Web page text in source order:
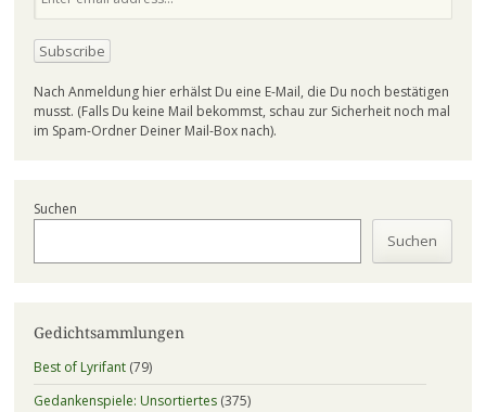
Nach Anmeldung hier erhälst Du eine E-Mail, die Du noch bestätigen
musst. (Falls Du keine Mail bekommst, schau zur Sicherheit noch mal
im Spam-Ordner Deiner Mail-Box nach).
Suchen
Suchen
Gedichtsammlungen
Best of Lyrifant(79)
Gedankenspiele: Unsortiertes(375)